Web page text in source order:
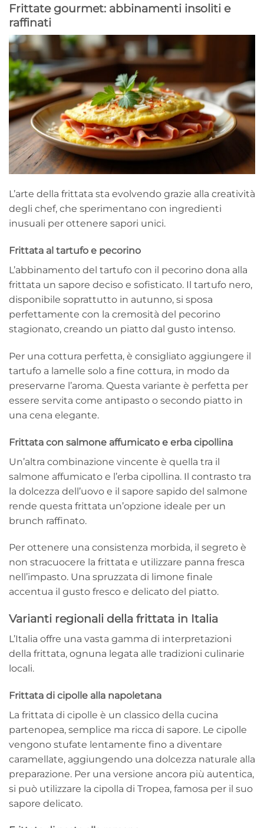
Frittate gourmet: abbinamenti insoliti e
raffinati
L’arte della frittata sta evolvendo grazie alla creatività
degli chef, che sperimentano con ingredienti
inusuali per ottenere sapori unici.
Frittata al tartufo e pecorino
L’abbinamento del tartufo con il pecorino dona alla
frittata un sapore deciso e sofisticato. Il tartufo nero,
disponibile soprattutto in autunno, si sposa
perfettamente con la cremosità del pecorino
stagionato, creando un piatto dal gusto intenso.
Per una cottura perfetta, è consigliato aggiungere il
tartufo a lamelle solo a fine cottura, in modo da
preservarne l’aroma. Questa variante è perfetta per
essere servita come antipasto o secondo piatto in
una cena elegante.
Frittata con salmone affumicato e erba cipollina
Un’altra combinazione vincente è quella tra il
salmone affumicato e l’erba cipollina. Il contrasto tra
la dolcezza dell’uovo e il sapore sapido del salmone
rende questa frittata un’opzione ideale per un
brunch raffinato.
Per ottenere una consistenza morbida, il segreto è
non stracuocere la frittata e utilizzare panna fresca
nell’impasto. Una spruzzata di limone finale
accentua il gusto fresco e delicato del piatto.
Varianti regionali della frittata in Italia
L’Italia offre una vasta gamma di interpretazioni
della frittata, ognuna legata alle tradizioni culinarie
locali.
Frittata di cipolle alla napoletana
La frittata di cipolle è un classico della cucina
partenopea, semplice ma ricca di sapore. Le cipolle
vengono stufate lentamente fino a diventare
caramellate, aggiungendo una dolcezza naturale alla
preparazione. Per una versione ancora più autentica,
si può utilizzare la cipolla di Tropea, famosa per il suo
sapore delicato.